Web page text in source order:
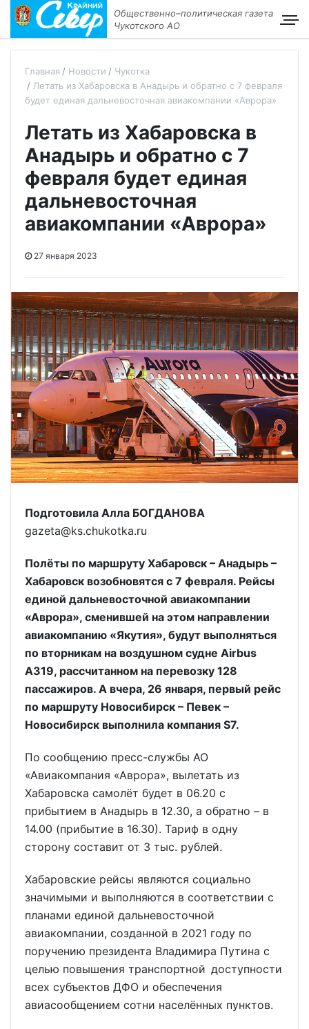
Общественно–политическая газета
Чукотского АО
Главная Новости
Чукотка
Летать из Хабаровска в Анадырь и обратно с 7 февраля
будет единая дальневосточная авиакомпании «Аврора»
Летать из Хабаровска в
Анадырь и обратно с 7
февраля будет единая
дальневосточная
авиакомпании «Аврора»
27 января 2023
Подготовила Алла БОГДАНОВА
gazeta@ks.chukotka.ru
Полёты по маршруту Хабаровск – Анадырь –
Хабаровск возобновятся с 7 февраля. Рейсы
единой дальневосточной авиакомпании
«Аврора», сменившей на этом направлении
авиакомпанию «Якутия», будут выполняться
по вторникам на воздушном судне Airbus
A319, рассчитанном на перевозку 128
пассажиров. А вчера, 26 января, первый рейс
по маршруту Новосибирск – Певек –
Новосибирск выполнила компания S7.
По сообщению пресс-службы АО
«Авиакомпания «Аврора», вылетать из
Хабаровска самолёт будет в 06.20 с
прибытием в Анадырь в 12.30, а обратно – в
14.00 (прибытие в 16.30). Тариф в одну
сторону составит от 3 тыс. рублей.
Хабаровские рейсы являются социально
значимыми и выполняются в соответствии с
планами единой дальневосточной
авиакомпании, созданной в 2021 году по
поручению президента Владимира Путина с
целью повышения транспортной доступности
всех субъектов ДФО и обеспечения
авиасообщением сотни населённых пунктов.